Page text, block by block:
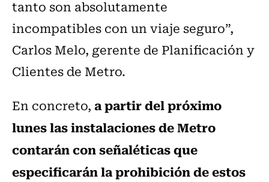
tanto son absolutamente
incompatibles con un viaje seguro”,
Carlos Melo, gerente de Planificación y
Clientes de Metro.
En concreto,a partir del próximo
lunes las instalaciones de Metro
contarán con señaléticas que
especificarán la prohibición de estos